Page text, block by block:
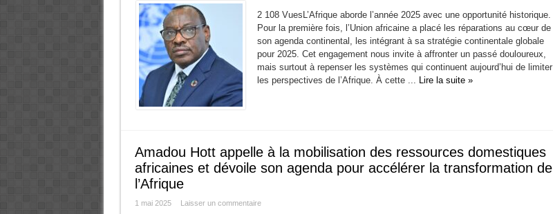
2 108 VuesL’Afrique aborde l’année 2025 avec une opportunité historique.
Pour la première fois, l’Union africaine a placé les réparations au cœur de
son agenda continental, les intégrant à sa stratégie continentale globale
pour 2025. Cet engagement nous invite à affronter un passé douloureux,
mais surtout à repenser les systèmes qui continuent aujourd’hui de limiter
les perspectives de l’Afrique. À cette ... Lire la suite »
Amadou Hott appelle à la mobilisation des ressources domestiques
africaines et dévoile son agenda pour accélérer la transformation de
l’Afrique
1 mai 2025 Laisser un commentaire